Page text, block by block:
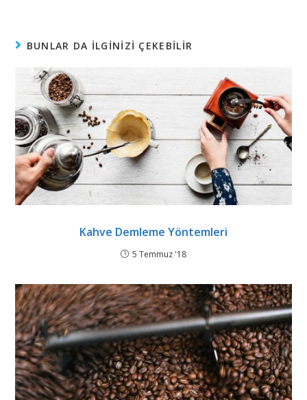
BUNLAR DA ILGINIZI ÇEKEBILIR
Kahve Demleme Yöntemleri
5 Temmuz '18